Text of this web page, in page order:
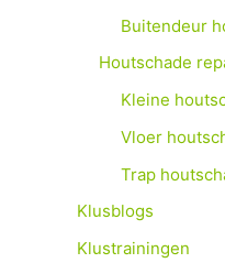
Buitendeur
Houtschade
Kleine
Vloer
Trap
Klusblogs
Klustrainingen